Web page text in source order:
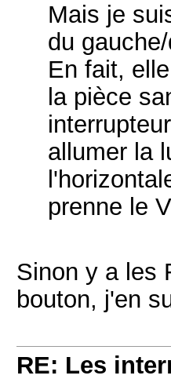
Mais je
du
En fait,
la pièce
allumer la
prenne le
Sinon y a les
bouton, j'en
RE: Les